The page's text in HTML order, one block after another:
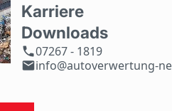
Karriere
Downloads
07267 - 1819
info@autoverwertung-